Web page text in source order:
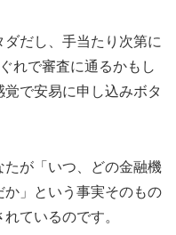
だし、手当たり次第に
れで審査に通るかもし
で安易に申し込みボタ
たが「いつ、どの金融機
」という事実そのもの
ているのです。